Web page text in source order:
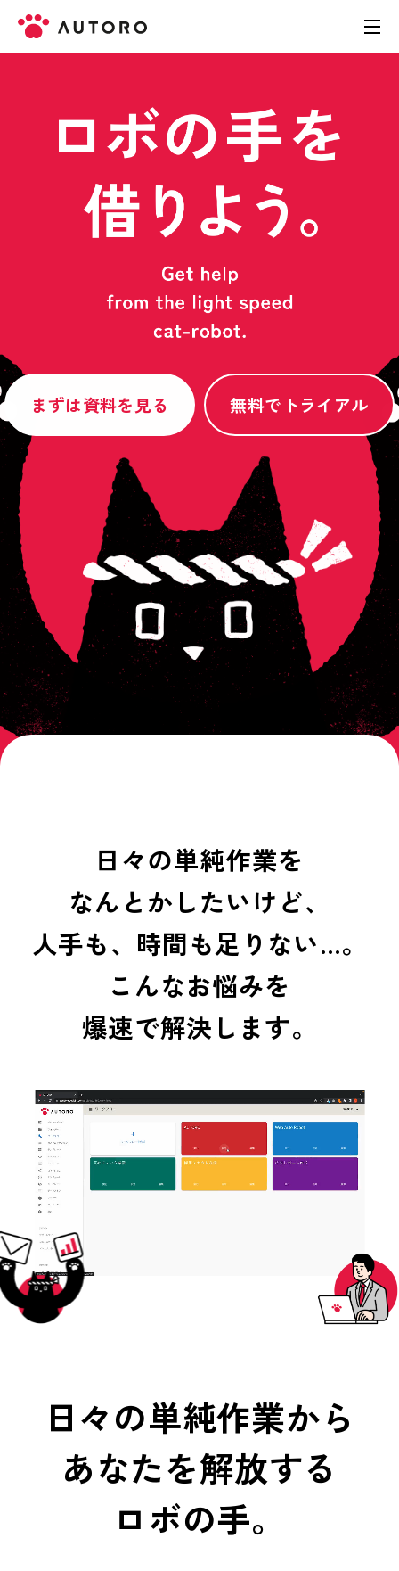
料金
導入事例
お役立ち資料
お問い合わせ
まずは資料を見る 無料でトライアル
日々の単純作業を
なんとかしたいけど、
人手も、時間も足りない…。
こんなお悩みを
爆速で解決します。
日々の単純作業から
あなたを解放する
ロボの手。